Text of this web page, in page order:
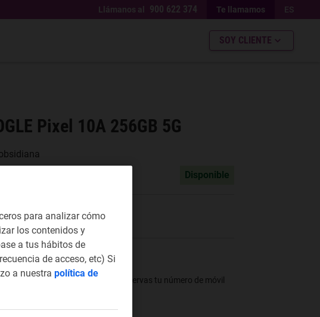
Llámanos al 900 622 374 Te llamamos ES
SOY CLIENTE
Pixel 10A 256GB 5G
Disponible
30
W
Información
cargadores
QUIERES PAGAR?
podrás pagar en 48 plazos si conservas tu número de móvil
para analizar cómo
los contenidos y
a tus hábitos de
de acceso, etc) Si
a nuestra política de